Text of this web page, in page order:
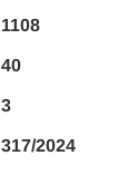
1108
40
3
317/2024